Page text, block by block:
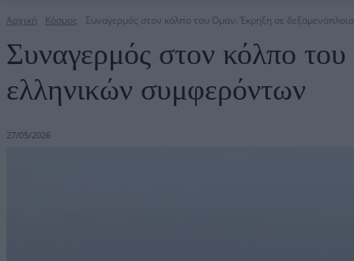
Αρχική Κόσμος Συναγερμός στον κόλπο του Ομάν: Έκρηξη σε
Συναγερμός στον κόλπο
ελληνικών συμφερόντων
27/05/2026